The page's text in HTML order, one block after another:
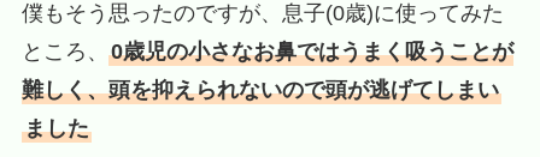
僕もそう思ったのですが、息子(0歳)に使ってみた
ところ、 0歳児の小さなお鼻ではうまく吸うことが
難しく、頭を抑えられないので頭が逃げてしまい
ました